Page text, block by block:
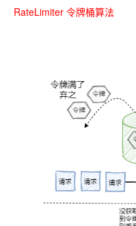
RateLimiter 令牌桶算法